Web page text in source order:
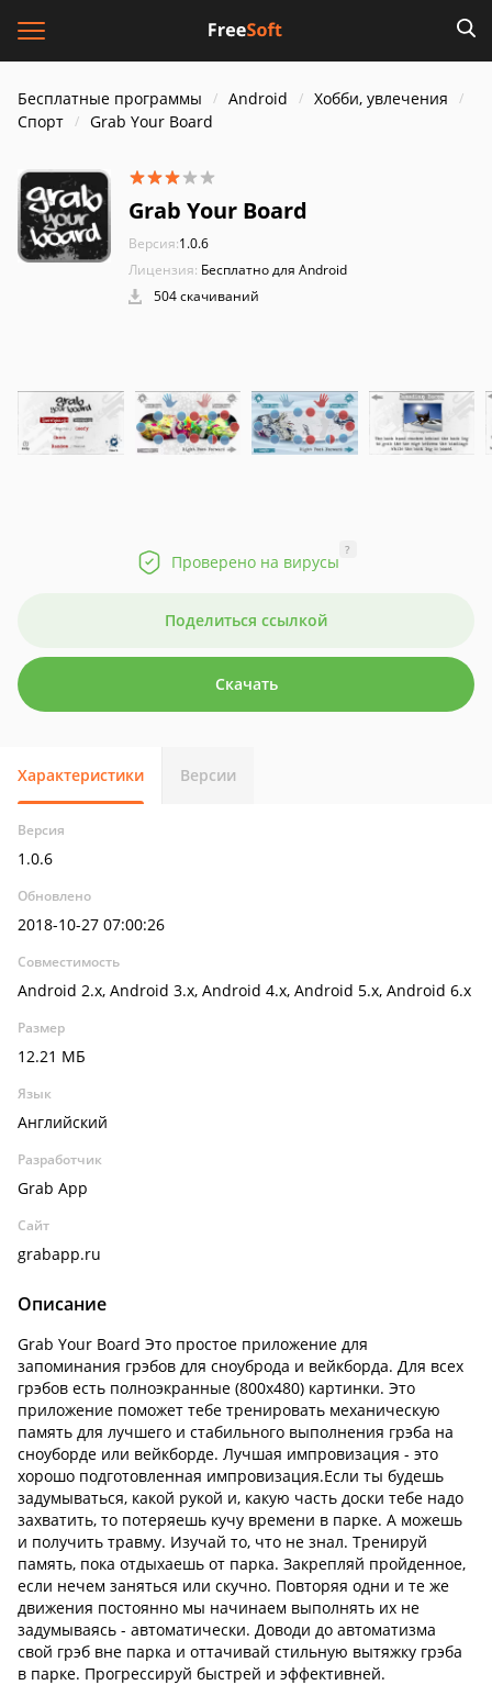
Бесплатные программы Android
Хобби, увлечения
Спорт
Grab Your Board
Grab Your Board
Версия:1.0.6
Лицензия: Бесплатно для Android
504 скачиваний
Проверено на вирусы
?
Поделиться ссылкой
Скачать
Характеристики Версии
Версия
1.0.6
Обновлено
2018-10-27 07:00:26
Совместимость
Android 2.x, Android 3.x, Android 4.x, Android 5.x, Android 6.x
Размер
12.21 МБ
Язык
Английский
Разработчик
Grab App
Сайт
grabapp.ru
Описание
Grab Your Board Это простое приложение для
запоминания грэбов для сноуброда и вейкборда. Для всех
грэбов есть полноэкранные (800х480) картинки. Это
приложение поможет тебе тренировать механическую
память для лучшего и стабильного выполнения грэба на
сноуборде или вейкборде. Лучшая импровизация - это
хорошо подготовленная импровизация.Если ты будешь
задумываться, какой рукой и, какую часть доски тебе надо
захватить, то потеряешь кучу времени в парке. А можешь
и получить травму. Изучай то, что не знал. Тренируй
память, пока отдыхаешь от парка. Закрепляй пройденное,
если нечем заняться или скучно. Повторяя одни и те же
движения постоянно мы начинаем выполнять их не
задумываясь - автоматически. Доводи до автоматизма
свой грэб вне парка и оттачивай стильную вытяжку грэба
в парке. Прогрессируй быстрей и эффективней.